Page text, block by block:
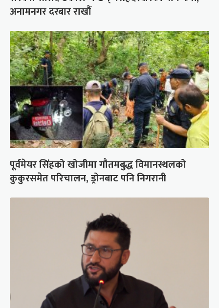
अनामनगर दरबार राखौं
पूर्वमेयर सिंहको खोजीमा गौतमबुद्ध विमानस्थलको
कुकुरसमेत परिचालन, ड्रोनबाट पनि निगरानी